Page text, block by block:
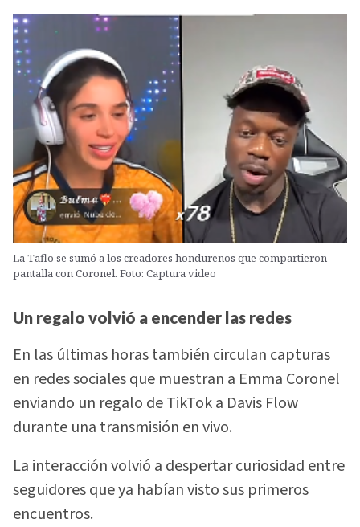
La Taflo se sumó a los creadores hondureños que compartieron
pantalla con Coronel. Foto: Captura video
Un regalo volvió a encender las redes
En las últimas horas también circulan capturas
en redes sociales que muestran a Emma Coronel
enviando un regalo de TikTok a Davis Flow
durante una transmisión en vivo.
La interacción volvió a despertar curiosidad entre
seguidores que ya habían visto sus primeros
encuentros.